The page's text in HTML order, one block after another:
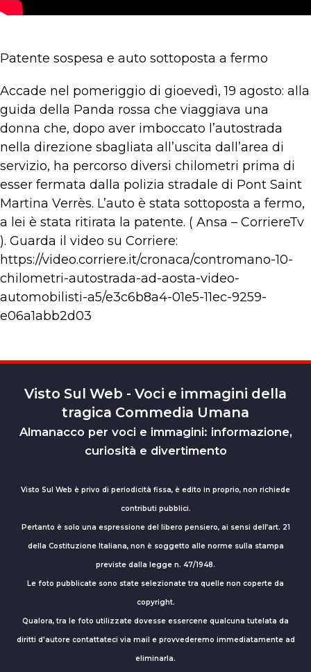
Patente sospesa e auto sottoposta a fermo
Accade nel pomeriggio di gioevedì, 19 agosto: alla
guida della Panda rossa che viaggiava una
donna che, dopo aver imboccato l’autostrada
nella direzione sbagliata all’uscita dall’area di
servizio, ha percorso diversi chilometri prima di
esser fermata dalla polizia stradale di Pont Saint
Martina Verrès. L’auto è stata sottoposta a fermo,
a lei è stata ritirata la patente. ( Ansa – CorriereTv
). Guarda il video su Corriere:
https://video.corriere.it/cronaca/contromano-10-
chilometri-autostrada-ad-aosta-video-
automobilisti-a5/e3c6b8a4-01e5-11ec-9259-
e06a1abb2d03
Visto Sul Web - Voci e immagini della
tragica Commedia Umana
Almanacco per voci e immagini: informazione,
curiosità e divertimento
Visto Sul Web è privo di periodicità fissa, è edito in proprio, non richiede
contributi pubblici.
Pertanto è solo una espressione del libero pensiero, ai sensi dell’art. 21
della Costituzione Italiana, non è soggetto alle norme sulla stampa
previste dalla legge n. 47/1948.
Le foto pubblicate sono state selezionate tra quelle non coperte da
copyright.
Qualora, tra le foto utilizzate dovesse essercene qualcuna tutelata da
diritti d'autore contattateci via mail e provvederemo immediatamente ad
eliminarla.